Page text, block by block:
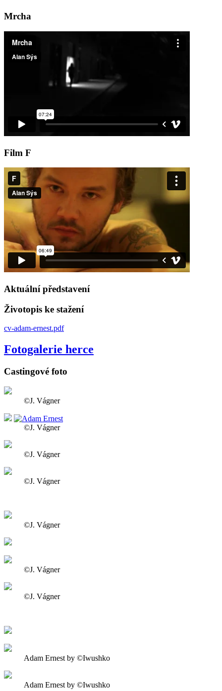
Mrcha
Film F
Aktuální představení
Životopis ke stažení
cv-adam-ernest.pdf
Fotogalerie herce
Castingové foto
©J. Vágner
©J. Vágner
©J. Vágner
©J. Vágner
©J. Vágner
©J. Vágner
©J. Vágner
Adam Ernest by ©Iwushko
Adam Ernest by ©Iwushko